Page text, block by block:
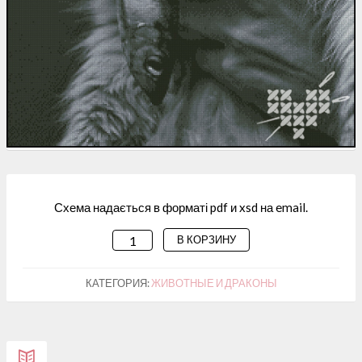
Схема надається в форматі pdf и xsd на email.
КОЛИЧЕСТВО
СХЕМА
ДЛЯ
В КОРЗИНУ
КАТЕГОРИЯ:ЖИВОТНЫЕ И ДРАКОНЫ